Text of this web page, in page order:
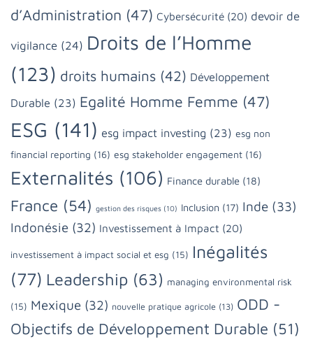
d’Administration (47) Cybersécurité (20) devoir de
vigilance (24) Droits de l’Homme
(123) droits humains (42) Développement
Durable (23) Egalité Homme Femme (47)
ESG (141) esg impact investing (23) esg non
financial reporting (16) esg stakeholder engagement (16)
Externalités (106) Finance durable (18)
France (54) gestion des risques (10) Inclusion (17) Inde (33)
Indonésie (32) Investissement à Impact (20)
investissement à impact social et esg (15) Inégalités
(77) Leadership (63) managing environmental risk
(15) Mexique (32) nouvelle pratique agricole (13) ODD -
Objectifs de Développement Durable (51)